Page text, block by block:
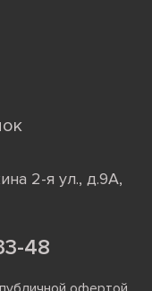
2-я ул., д.9А,
48